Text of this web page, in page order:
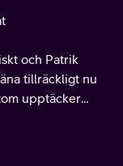
och Patrik
tillräckligt nu
upptäcker